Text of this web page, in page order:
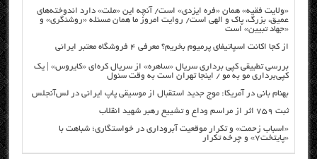
«ولایت فقیه» همان «فره ایزدی» است/ آنچه این «ملت» دارد اندوخته‌های
عمیق، بزرگ، پاک و الهی است/ روایت امروز ما همان مسئله «روشنگری» و
«جهاد تبیین» است
از کجا اکانت اسپاتیفای پرمیوم بخریم؟ معرفی ۴ فروشگاه معتبر ایرانی
بررسی تطبیقی کپی برداری سریال «ساهره» از سریال کره‌ای «کایروس» | یک
کپی‌برداری مو به مو / اینجا تهران است به وقت سئول
بهنام بانی در آمریکا: موج جدید استقبال از موسیقی پاپ ایرانی در لس‌آنجلس
ثبت ۷۵۹ اثر از مراسم وداع و تشییع رهبر شهید انقلاب
«اسباب زحمت» و تکرار موقعیت آبروداری در خواستگاری؛ شباهت با
«پایتخت۷» و چرخه تکرار